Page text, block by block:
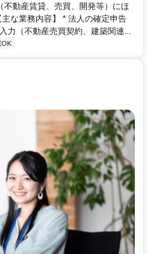
動産賃貸、売買、開発等）にほ
な業務内容】 * 法人の確定申告
力（不動産売買契約、建築関連...
OK